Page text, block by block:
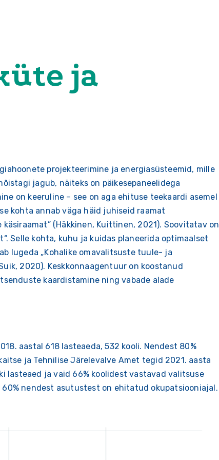
ja
projekteerimine ja energiasüsteemid, mille
jagub, näiteks on päikesepaneelidega
on keeruline – see on aga ehituse teekaardi asemel
kohta annab väga häid juhiseid raamat
(Häkkinen, Kuittinen, 2021). Soovitatav on
Selle kohta, kuhu ja kuidas planeerida optimaalset
lugeda „Kohalike omavalitsuste tuule- ja
2020). Keskkonnaagentuur on koostanud
kaardistamine ning vabade alade
aastal 618 lasteaeda, 532 kooli. Nendest 80%
ja Tehnilise Järelevalve Amet tegid 2021. aasta
lasteaed ja vaid 66% koolidest vastavad valitsuse
60% nendest asutustest on ehitatud okupatsiooniajal.